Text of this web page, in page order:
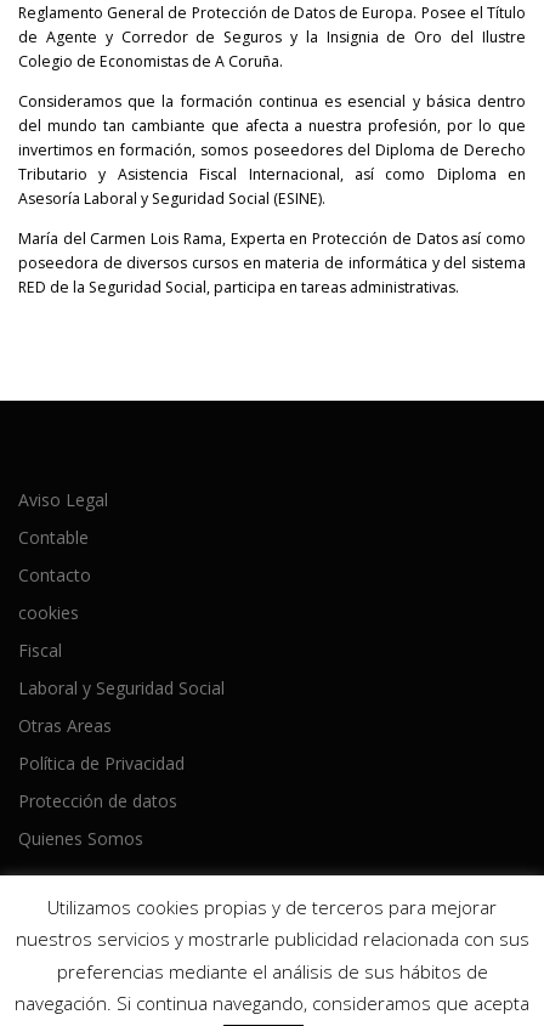
Reglamento General de Protección de Datos de Europa. Posee el Título
de Agente y Corredor de Seguros y la Insignia de Oro del Ilustre
Colegio de Economistas de A Coruña.
Consideramos que la formación continua es esencial y básica dentro
del mundo tan cambiante que afecta a nuestra profesión, por lo que
invertimos en formación, somos poseedores del Diploma de Derecho
Tributario y Asistencia Fiscal Internacional, así como Diploma en
Asesoría Laboral y Seguridad Social (ESINE).
María del Carmen Lois Rama, Experta en Protección de Datos así como
poseedora de diversos cursos en materia de informática y del sistema
RED de la Seguridad Social, participa en tareas administrativas.
Aviso Legal
Contable
Contacto
cookies
Fiscal
Laboral y Seguridad Social
Otras Areas
Política de Privacidad
Protección de datos
Quienes Somos
Copyright © 2026 Ameijeiras Lois Asesores
OnePress
hecho por FameThemes
Utilizamos cookies propias y de terceros para mejorar
nuestros servicios y mostrarle publicidad relacionada con sus
preferencias mediante el análisis de sus hábitos de
navegación. Si continua navegando, consideramos que acepta